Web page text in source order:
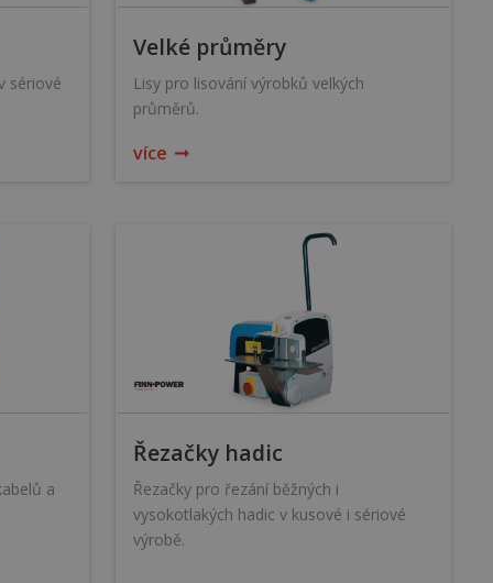
sériové
Velké průměry
Lisy pro lisování výrobků velkých
průměrů.
více
a
Řezačky hadic
Řezačky pro řezání běžných i
vysokotlakých hadic v kusové i sériové
výrobě.